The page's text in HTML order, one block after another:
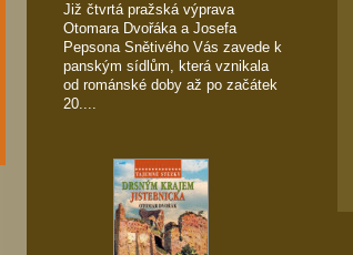
Již čtvrtá pražská výprava
Otomara Dvořáka a Josefa
Pepsona Snětivého Vás zavede k
panským sídlům, která vznikala
od románské doby až po začátek
20....